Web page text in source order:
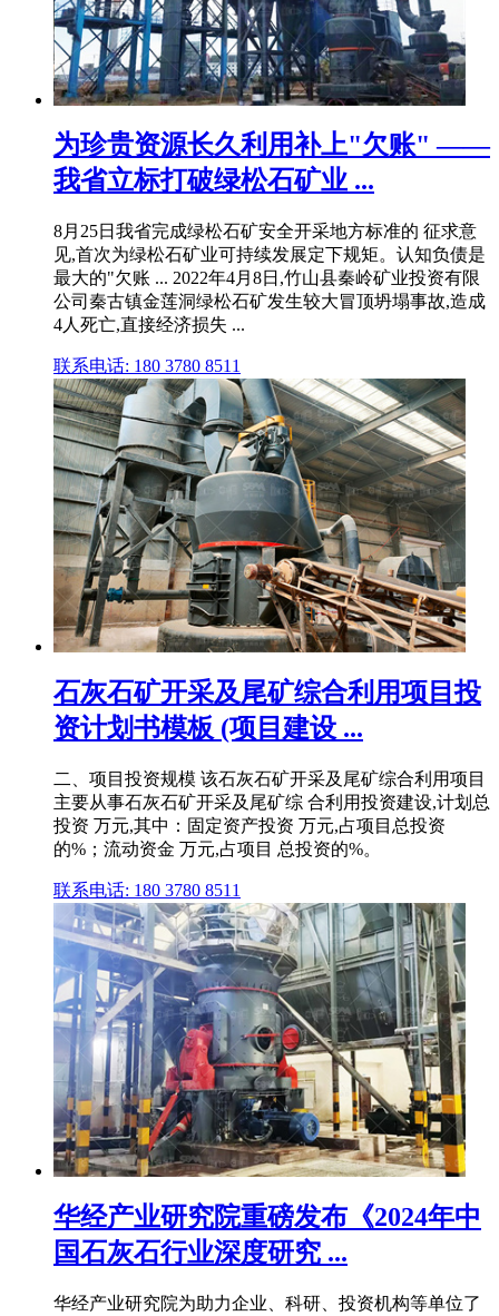
为珍贵资源长久利用补上"欠账" ——
我省立标打破绿松石矿业 ...
8月25日我省完成绿松石矿安全开采地方标准的 征求意
见,首次为绿松石矿业可持续发展定下规矩。认知负债是
最大的"欠账 ... 2022年4月8日,竹山县秦岭矿业投资有限
公司秦古镇金莲洞绿松石矿发生较大冒顶坍塌事故,造成
4人死亡,直接经济损失 ...
联系电话: 180 3780 8511
石灰石矿开采及尾矿综合利用项目投
资计划书模板 (项目建设 ...
二、项目投资规模 该石灰石矿开采及尾矿综合利用项目
主要从事石灰石矿开采及尾矿综 合利用投资建设,计划总
投资 万元,其中：固定资产投资 万元,占项目总投资
的%；流动资金 万元,占项目 总投资的%。
联系电话: 180 3780 8511
华经产业研究院重磅发布《2024年中
国石灰石行业深度研究 ...
华经产业研究院为助力企业、科研、投资机构等单位了